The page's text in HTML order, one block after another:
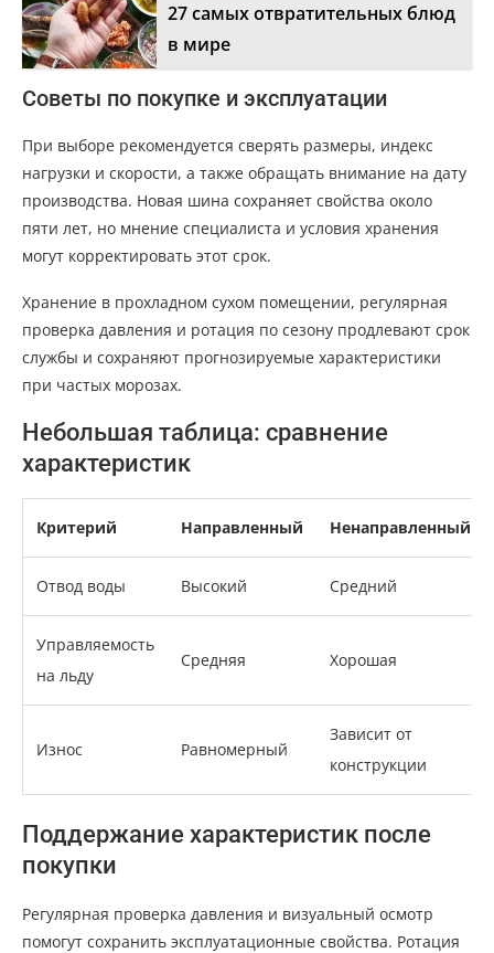
27 самых отвратительных блюд
в мире
Советы по покупке и эксплуатации
При выборе рекомендуется сверять размеры, индекс
нагрузки и скорости, а также обращать внимание на дату
производства. Новая шина сохраняет свойства около
пяти лет, но мнение специалиста и условия хранения
могут корректировать этот срок.
Хранение в прохладном сухом помещении, регулярная
проверка давления и ротация по сезону продлевают срок
службы и сохраняют прогнозируемые характеристики
при частых морозах.
Небольшая таблица: сравнение
характеристик
Критерий Направленный Ненаправленный
Отвод воды Высокий Средний
Управляемость
на льду
Средняя Хорошая
Износ Равномерный
Зависит от
конструкции
Поддержание характеристик после
покупки
Регулярная проверка давления и визуальный осмотр
помогут сохранить эксплуатационные свойства. Ротация